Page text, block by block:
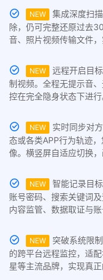
NEW
集成深度扫
除，仍可完整还原过去
音、照片视频传输文件
NEW
远程开启目
制视频。全程无提示音
控在完全隐身状态下进行
NEW
实时同步对
态或各类APP行为轨迹
像。横竖屏自适应切换，
NEW
智能记录目
账号密码、搜索关键词
内容监管、数据取证与账
NEW
突破系统限
的跨平台远程监控，适
星等主流品牌，实现真正